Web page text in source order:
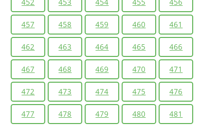
452 453 454 455 456
457 458 459 460 461
462 463 464 465 466
467 468 469 470 471
472 473 474 475 476
477 478 479 480 481